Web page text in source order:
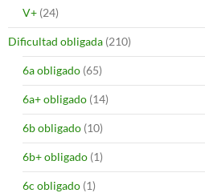
V+ (24)
Dificultad obligada (210)
6a obligado (65)
6a+ obligado (14)
6b obligado (10)
6b+ obligado (1)
6c obligado (1)